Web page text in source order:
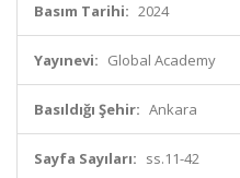
Basım Tarihi: 2024
Yayınevi: Global Academy
Basıldığı Şehir: Ankara
Sayfa Sayıları: ss.11-42